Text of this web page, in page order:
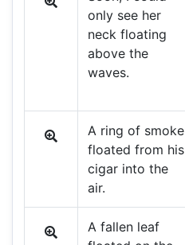
only see her
neck floating
above the
waves.
A ring of smoke
floated from his
cigar into the
air.
A fallen leaf